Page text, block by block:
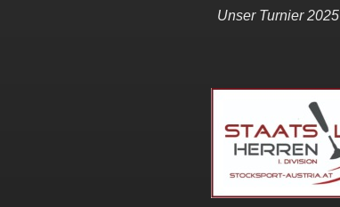
Unser Turnier 2025